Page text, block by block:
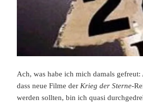
Ach, was habe ich mich damals
dass neue Filme der Krieg der Sterne-
werden sollten, bin ich quasi